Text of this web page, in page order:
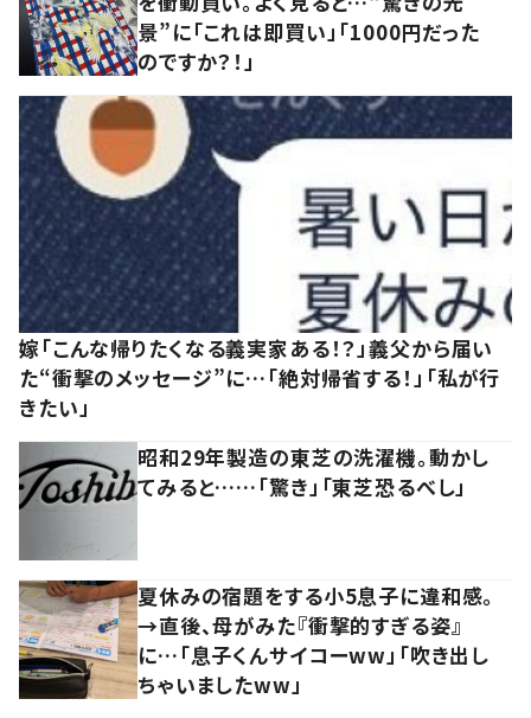
景”に「これは即買い」「1000円だった
のですか？！」
嫁「こんな帰りたくなる義実家ある！？」義父から届い
た“衝撃のメッセージ”に…「絶対帰省する！」「私が行
きたい」
昭和29年製造の東芝の洗濯機。動かし
てみると……「驚き」「東芝恐るべし」
夏休みの宿題をする小5息子に違和感。
→直後、母がみた『衝撃的すぎる姿』
に…「息子くんサイコーww」「吹き出し
ちゃいましたww」